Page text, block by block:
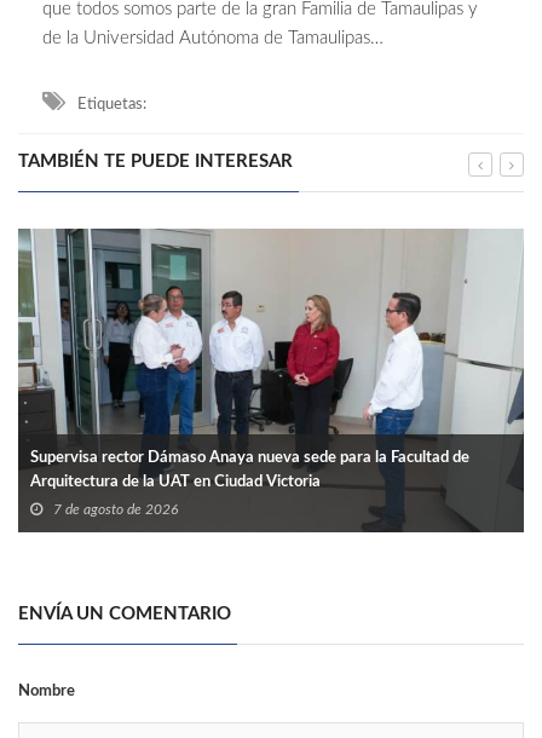
que todos somos parte de la gran Familia de Tamaulipas y
de la Universidad Autónoma de Tamaulipas…
Etiquetas:
TAMBIÉN TE PUEDE INTERESAR
Supervisa rector Dámaso Anaya nueva sede para la Facultad de
Arquitectura de la UAT en Ciudad Victoria
7 de agosto de 2026
ENVÍA UN COMENTARIO
Nombre